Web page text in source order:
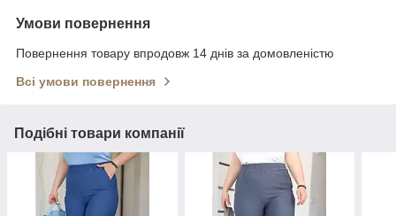
Умови повернення
Повернення товару впродовж 14 днів за домовленістю
Всі умови повернення
Подібні товари компанії